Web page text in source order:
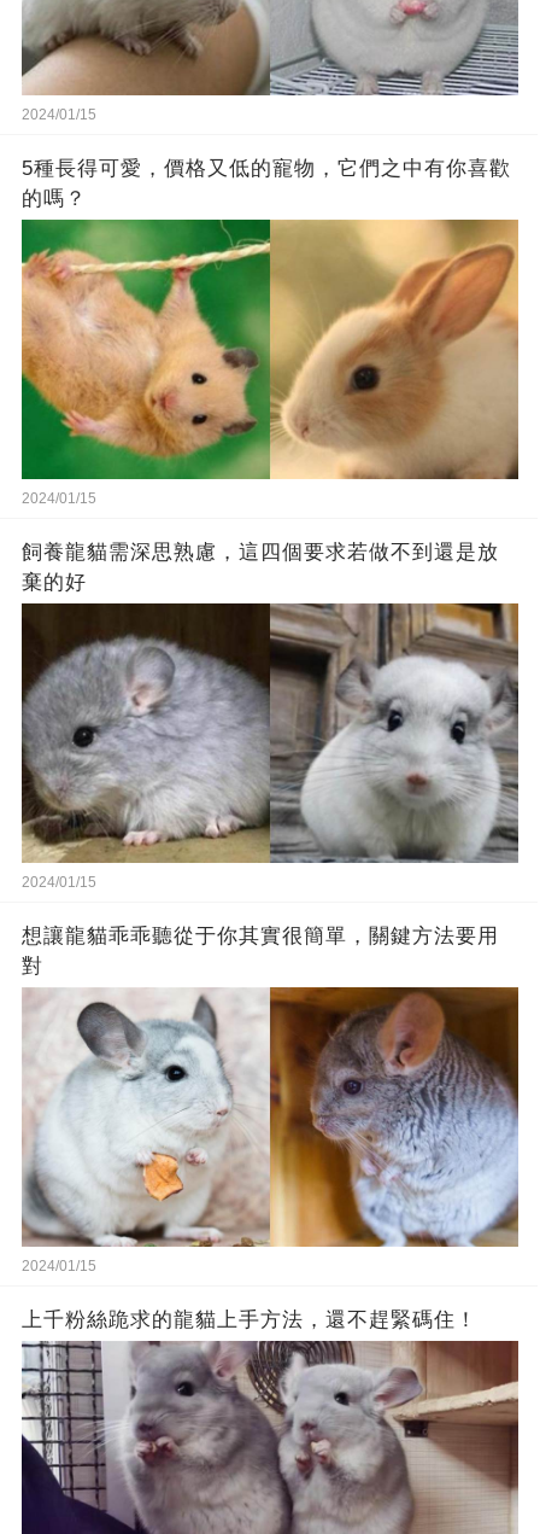
2024/01/15
5種長得可愛，價格又低的寵物，它們之中有你喜歡
的嗎？
2024/01/15
飼養龍貓需深思熟慮，這四個要求若做不到還是放
棄的好
2024/01/15
想讓龍貓乖乖聽從于你其實很簡單，關鍵方法要用
對
2024/01/15
上千粉絲跪求的龍貓上手方法，還不趕緊碼住！